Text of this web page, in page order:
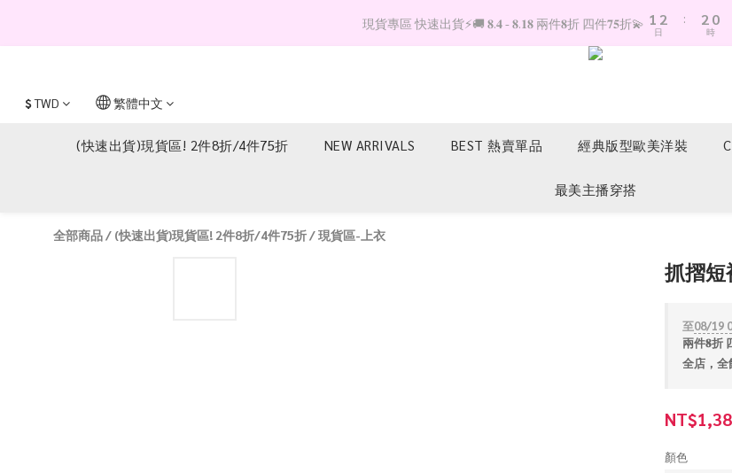
現貨專區 快速出貨⚡️🚚 𝟖.𝟒 - 𝟖.𝟏𝟖 兩件𝟖折 四件𝟕𝟓折💫 1
0
2
1
日
:
2
1
0
時
$TWD 繁體中文
(快速出貨)現貨區! 2件8折/4件75折 NEW ARRIVALS BEST 熱賣單品 經典版型歐美洋裝
最美主播穿搭
全部商品/ (快速出貨)現貨區! 2件8折/4件75折/現貨區-上衣
抓摺短
至08/19
兩件𝟖折
全店，全
顏色